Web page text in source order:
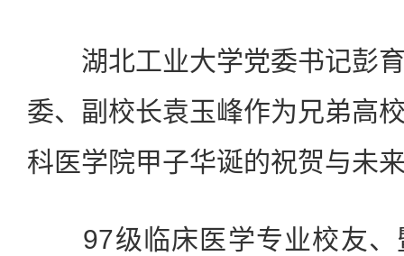
湖北工业大学党委书记彭育
委、副校长袁玉峰作为兄弟高
科医学院甲子华诞的祝贺与未
97级临床医学专业校友、